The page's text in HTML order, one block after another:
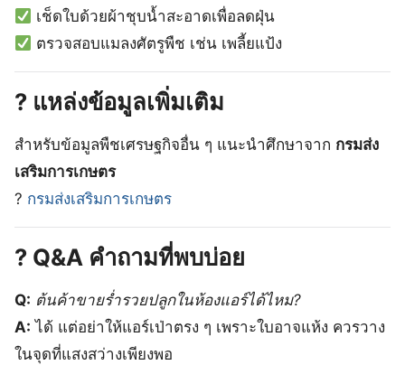
เช็ดใบด้วยผ้าชุบน้ำสะอาดเพื่อลดฝุ่น
ตรวจสอบแมลงศัตรูพืช เช่น เพลี้ยแป้ง
? แหล่งข้อมูลเพิ่มเติม
สำหรับข้อมูลพืชเศรษฐกิจอื่น ๆ แนะนำศึกษาจาก กรมส่ง
เสริมการเกษตร
? กรมส่งเสริมการเกษตร
? Q&A คำถามที่พบบ่อย
Q: ต้นค้าขายร่ำรวยปลูกในห้องแอร์ได้ไหม?
A: ได้ แต่อย่าให้แอร์เป่าตรง ๆ เพราะใบอาจแห้ง ควรวาง
ในจุดที่แสงสว่างเพียงพอ